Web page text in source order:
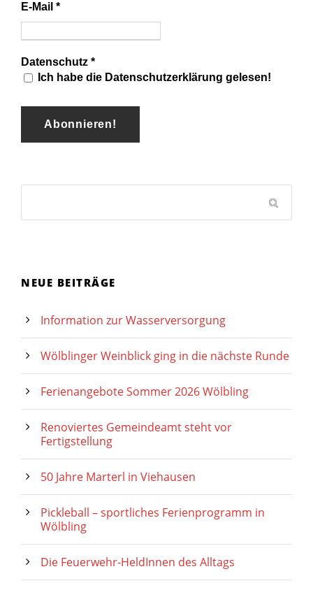
E-Mail *
Datenschutz *
Ich habe die Datenschutzerklärung gelesen!
NEUE BEITRÄGE
Information zur Wasserversorgung
Wölblinger Weinblick ging in die nächste Runde
Ferienangebote Sommer 2026 Wölbling
Renoviertes Gemeindeamt steht vor
Fertigstellung
50 Jahre Marterl in Viehausen
Pickleball – sportliches Ferienprogramm in
Wölbling
Die Feuerwehr-HeldInnen des Alltags